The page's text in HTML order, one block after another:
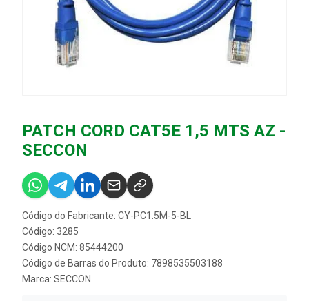
PATCH CORD CAT5E 1,5 MTS AZ -
SECCON
Código do Fabricante: CY-PC1.5M-5-BL
Código: 3285
Código NCM: 85444200
Código de Barras do Produto: 7898535503188
Marca: SECCON